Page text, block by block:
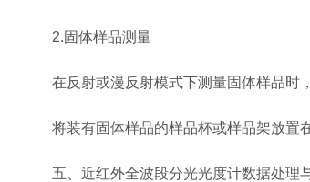
2.固体样品测量
在反射或漫反射模式下测量固体样品时，
将装有固体样品的样品杯或样品架放置在
五、近红外全波段分光光度计数据处理